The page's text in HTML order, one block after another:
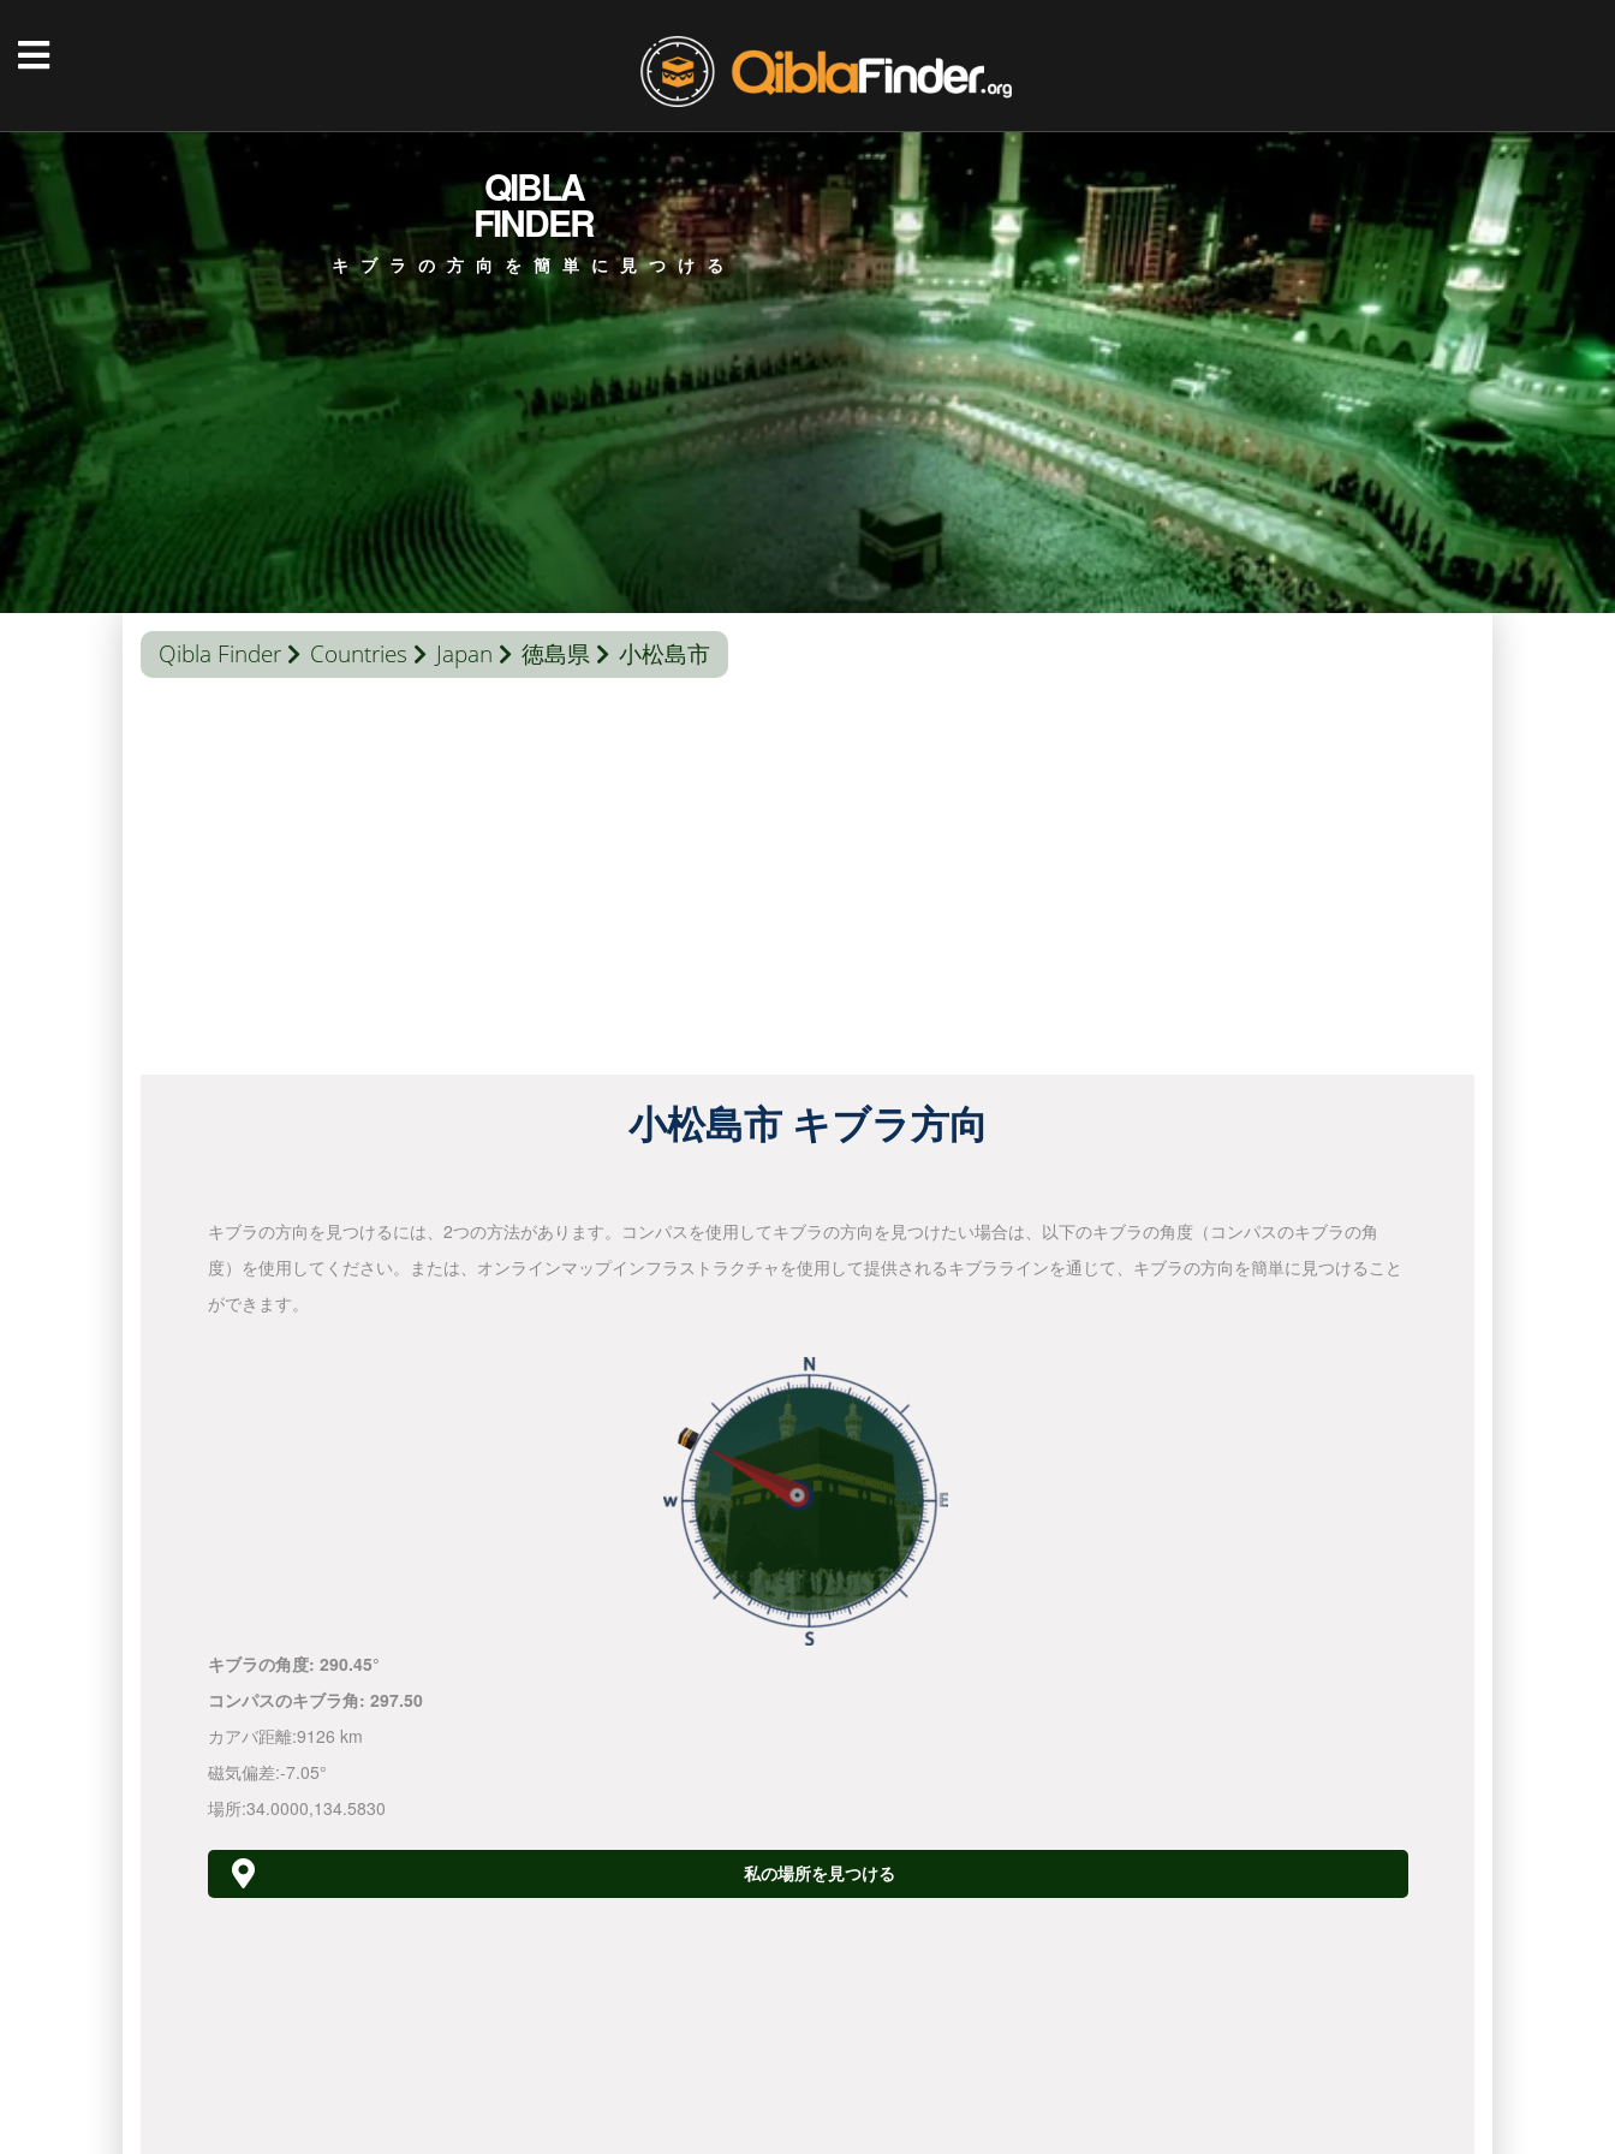
QIBLA
FINDER
キブラの方向を簡単に見つける
Qibla Finder Countries Japan 徳島県 小松島市
小松島市 キブラ方向
キブラの方向を見つけるには、2つの方法があります。コンパスを使用してキブラの方向を見つけたい場合は、以下のキブラの角度（コンパスのキブラの角
度）を使用してください。または、オンラインマップインフラストラクチャを使用して提供されるキブララインを通じて、キブラの方向を簡単に見つけること
ができます。
キブラの角度: 290.45°
コンパスのキブラ角: 297.50
カアバ距離:9126 km
磁気偏差:-7.05°
場所:34.0000,134.5830
私の場所を見つける